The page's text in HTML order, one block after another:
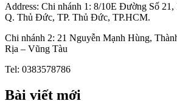
Address: Chi nhánh 1: 8/10E Đường Số 21,
Q. Thủ Đức, TP. Thủ Đức, TP.HCM.
Chi nhánh 2: 21 Nguyễn Mạnh Hùng,
Rịa – Vũng Tàu
Tel: 0383578786
Bài viết mới